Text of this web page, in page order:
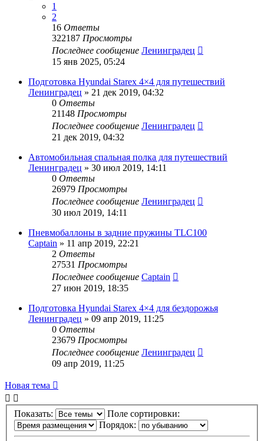
1
2
16 Ответы
322187 Просмотры
Последнее сообщение Ленинградец
15 янв 2025, 05:24
Подготовка Hyundai Starex 4×4 для путешествий
Ленинградец » 21 дек 2019, 04:32
0 Ответы
21148 Просмотры
Последнее сообщение Ленинградец
21 дек 2019, 04:32
Автомобильная спальная полка для путешествий
Ленинградец » 30 июл 2019, 14:11
0 Ответы
26979 Просмотры
Последнее сообщение Ленинградец
30 июл 2019, 14:11
Пневмобаллоны в задние пружины TLC100
Captain » 11 апр 2019, 22:21
2 Ответы
27531 Просмотры
Последнее сообщение Captain
27 июн 2019, 18:35
Подготовка Hyundai Starex 4×4 для бездорожья
Ленинградец » 09 апр 2019, 11:25
0 Ответы
23679 Просмотры
Последнее сообщение Ленинградец
09 апр 2019, 11:25
Новая тема
Показать:
Поле сортировки:
Порядок: